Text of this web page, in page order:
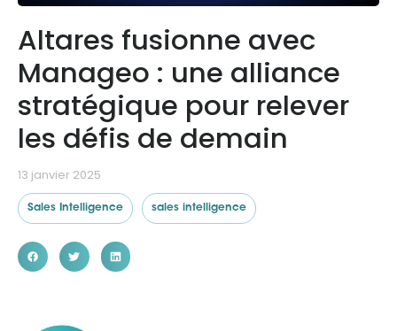
Ressources
Altares fusionne avec
Manageo : une alliance
stratégique pour relever
les défis de demain
13 janvier 2025
Sales Intelligence sales intelligence